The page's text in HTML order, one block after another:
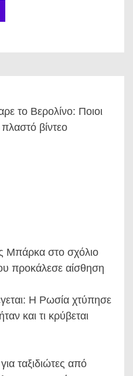
το Βερολίνο: Ποιοι
βίντεο
Μπάρκα στο σχόλιο
προκάλεσε αίσθηση
Η Ρωσία χτύπησε
και τι κρύβεται
ταξιδιώτες από